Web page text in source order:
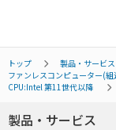
トップ 製品・サービス
ファンレスコンピューター(
CPU:Intel 第11世代以降
製品・サービス